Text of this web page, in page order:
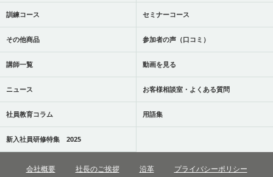
訓練コース セミナーコース
その他商品 参加者の声（口コミ）
講師一覧 動画を見る
ニュース お客様相談室・よくある質問
社員教育コラム 用語集
新入社員研修特集 2025
会社概要 社長のご挨拶 沿革 プライバシーポリシー